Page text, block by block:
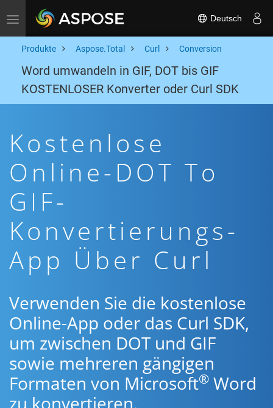
Toggle navigation Deutsch
Produkte Aspose.Total Curl Conversion
Word umwandeln in GIF, DOT bis GIF
KOSTENLOSER Konverter oder Curl SDK
Kostenlose
Online-DOT To
GIF-
Konvertierungs-
App Über Curl
Verwenden Sie die kostenlose
Online-App oder das Curl SDK,
um zwischen DOT und GIF
sowie mehreren gängigen
Formaten von Microsoft® Word
zu konvertieren.